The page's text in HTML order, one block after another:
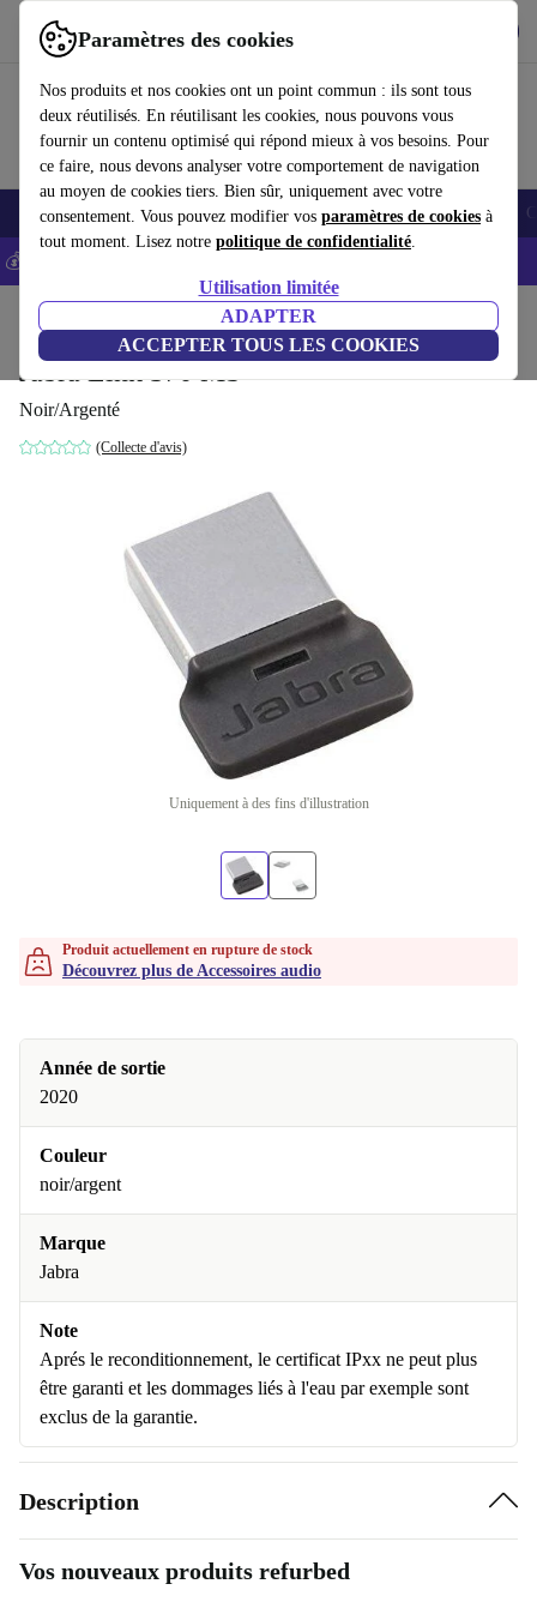
Paramètres des cookies
Nos produits et nos cookies ont un point commun : ils sont tous
deux réutilisés. En réutilisant les cookies, nous pouvons vous
fournir un contenu optimisé qui répond mieux à vos besoins. Pour
ce faire, nous devons analyser votre comportement de navigation
au moyen de cookies tiers. Bien sûr, uniquement avec votre
consentement. Vous pouvez modifier vos paramètres de cookies à
tout moment. Lisez notre politique de confidentialité.
Utilisation limitée
ADAPTER
ACCEPTER TOUS LES COOKIES
Utilisez refurbed rapidement et facilement
Smartphones Laptops Tablettes Montres connectées Accessoires
💰-5% EXTRA sur les iPhones – Code: IPHONEDEAL -
Accessoires audio
Jabra Link 370 MS
Noir/Argenté
(Collecte d'avis)
Uniquement à des fins d'illustration
Produit actuellement en rupture de stock
Découvrez plus de Accessoires audio
Année de sortie
2020
Couleur
noir/argent
Marque
Jabra
Note
Aprés le reconditionnement, le certificat IPxx ne peut plus
être garanti et les dommages liés à l'eau par exemple sont
exclus de la garantie.
Description
Vos nouveaux produits refurbed